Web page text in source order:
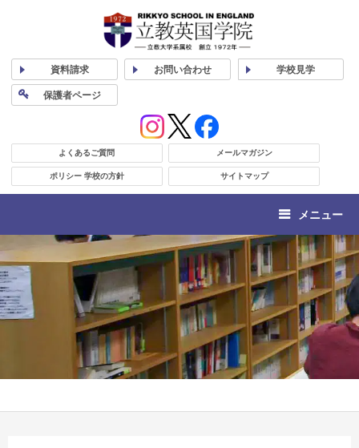
資料請求 お問い合わせ 学校見学
保護者ページ
よくあるご質問 メールマガジン
ポリシー 学校の方針 サイトマップ
メニュー